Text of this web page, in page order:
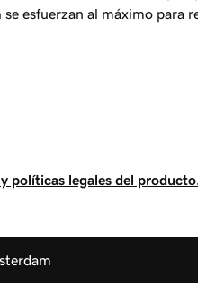
se esfuerzan al máximo para
políticas legales del